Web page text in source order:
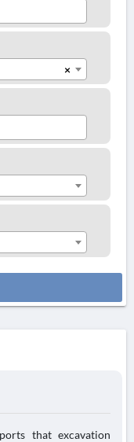
×
that excavation